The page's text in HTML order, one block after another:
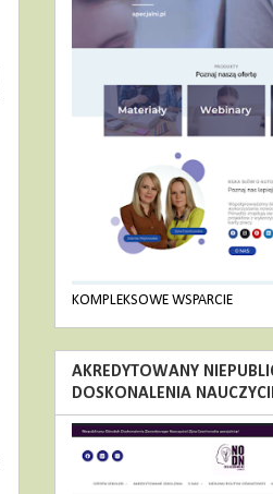
KOMPLEKSOWE WSPARCIE
AKREDYTOWANY
DOSKONALENIA